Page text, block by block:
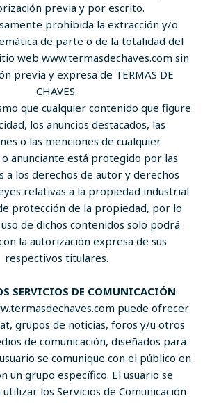
previa y por escrito.
prohibida la extracción y/o
de parte o de la totalidad del
web www.termasdechaves.com sin
previa y expresa de TERMAS DE
CHAVES.
que cualquier contenido que figure
los anuncios destacados, las
o las menciones de cualquier
anunciante está protegido por las
a los derechos de autor y derechos
relativas a la propiedad industrial
protección de la propiedad, por lo
de dichos contenidos solo podrá
la autorización expresa de sus
respectivos titulares.
SERVICIOS DE COMUNICACIÓN
puede ofrecer
grupos de noticias, foros y/u otros
de comunicación, diseñados para
se comunique con el público en
un grupo específico. El usuario se
los Servicios de Comunicación